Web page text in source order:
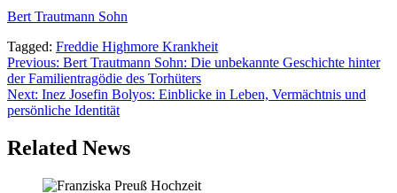
Bert Trautmann Sohn
Tagged: Freddie Highmore Krankheit
Post
navigation
Previous: Bert Trautmann Sohn: Die unbekannte Geschichte hinter
der Familientragödie des Torhüters
Next: Inez Josefin Bolyos: Einblicke in Leben, Vermächtnis und
persönliche Identität
Related News